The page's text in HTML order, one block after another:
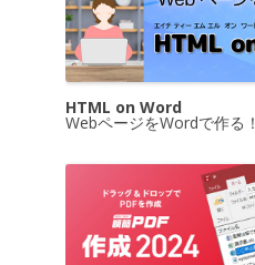
HTML on Word
WebページをWordで作る！